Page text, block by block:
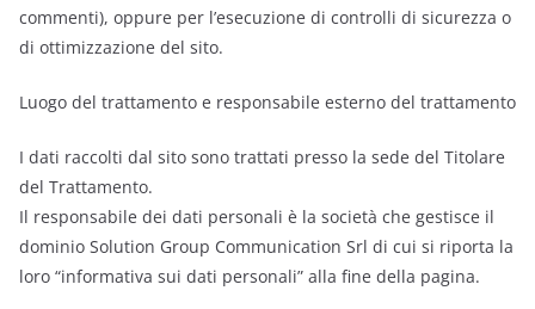
commenti), oppure per l’esecuzione di controlli di sicurezza o
di ottimizzazione del sito.
Luogo del trattamento e responsabile esterno del trattamento
I dati raccolti dal sito sono trattati presso la sede del Titolare
del Trattamento.
Il responsabile dei dati personali è la società che gestisce il
dominio Solution Group Communication Srl di cui si riporta la
loro “informativa sui dati personali” alla fine della pagina.